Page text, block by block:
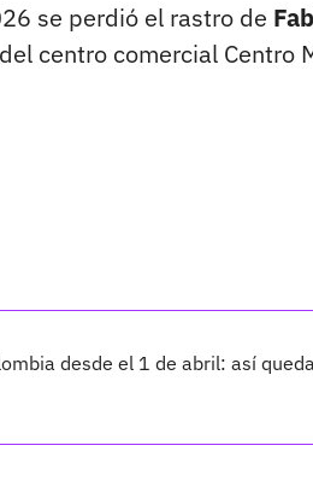
se perdió el rastro de
centro comercial Centro
desde el 1 de abril: así